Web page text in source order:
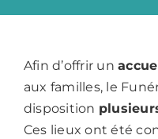
Afin d’offrir un
aux familles, le
disposition
Ces lieux ont été